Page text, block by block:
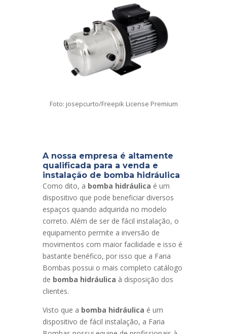
Foto: josepcurto/Freepik License Premium
A nossa empresa é altamente
qualificada para a venda e
instalação de bomba hidráulica
Como dito, a bomba hidráulica é um
dispositivo que pode beneficiar diversos
espaços quando adquirida no modelo
correto. Além de ser de fácil instalação, o
equipamento permite a inversão de
movimentos com maior facilidade e isso é
bastante benéfico, por isso que a Faria
Bombas possui o mais completo catálogo
de bomba hidráulica à disposição dos
clientes.
Visto que a bomba hidráulica é um
dispositivo de fácil instalação, a Faria